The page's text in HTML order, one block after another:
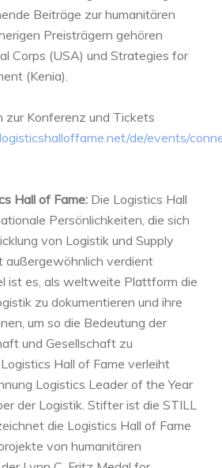
Beiträge zur humanitären
Preisträgern gehören
Corps (USA) und Strategies for
(Kenia).
zur Konferenz und Tickets
de/events/
Hall of Fame: Die Logistics Hall
Persönlichkeiten, die sich
von Logistik und Supply
außergewöhnlich verdient
ist es, als weltweite Plattform die
zu dokumentieren und ihre
um so die Bedeutung der
und Gesellschaft zu
Hall of Fame verleiht
Logistics Leader of the Year
der Logistik. Stifter ist die STILL
die Logistics Hall of Fame
von humanitären